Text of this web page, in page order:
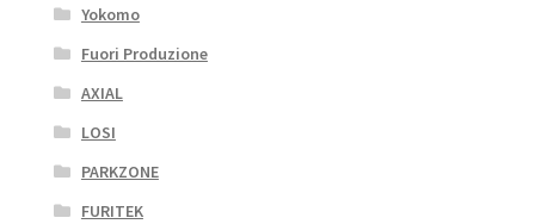
Yokomo
Fuori Produzione
AXIAL
LOSI
PARKZONE
FURITEK